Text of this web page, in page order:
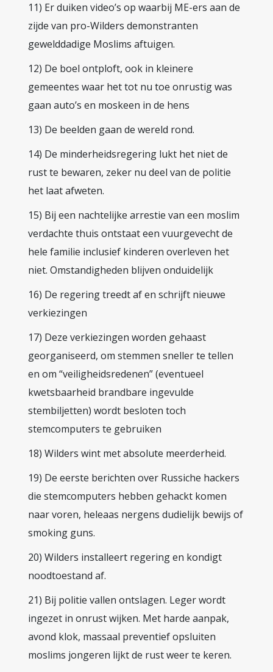
11) Er duiken video’s op waarbij ME-ers aan de
zijde van pro-Wilders demonstranten
gewelddadige Moslims aftuigen.
12) De boel ontploft, ook in kleinere
gemeentes waar het tot nu toe onrustig was
gaan auto’s en moskeen in de hens
13) De beelden gaan de wereld rond.
14) De minderheidsregering lukt het niet de
rust te bewaren, zeker nu deel van de politie
het laat afweten.
15) Bij een nachtelijke arrestie van een moslim
verdachte thuis ontstaat een vuurgevecht de
hele familie inclusief kinderen overleven het
niet. Omstandigheden blijven onduidelijk
16) De regering treedt af en schrijft nieuwe
verkiezingen
17) Deze verkiezingen worden gehaast
georganiseerd, om stemmen sneller te tellen
en om “veiligheidsredenen” (eventueel
kwetsbaarheid brandbare ingevulde
stembiljetten) wordt besloten toch
stemcomputers te gebruiken
18) Wilders wint met absolute meerderheid.
19) De eerste berichten over Russiche hackers
die stemcomputers hebben gehackt komen
naar voren, heleaas nergens dudielijk bewijs of
smoking guns.
20) Wilders installeert regering en kondigt
noodtoestand af.
21) Bij politie vallen ontslagen. Leger wordt
ingezet in onrust wijken. Met harde aanpak,
avond klok, massaal preventief opsluiten
moslims jongeren lijkt de rust weer te keren.